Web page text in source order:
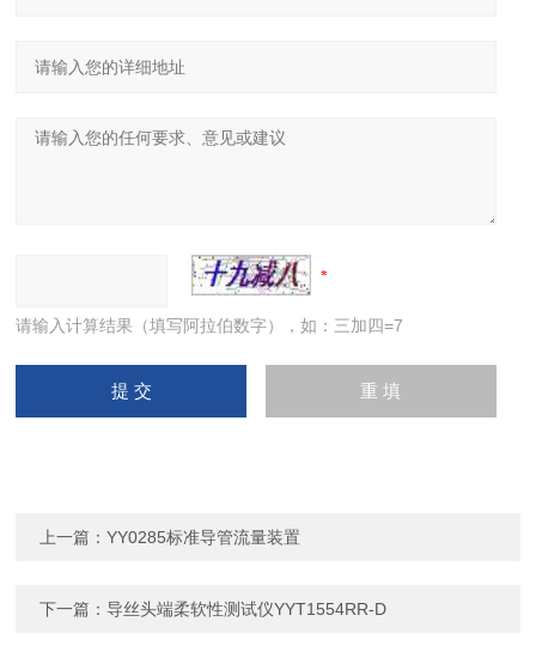
请输入计算结果（填写阿拉伯数字），如：三加四=7
上一篇：YY0285标准导管流量装置
下一篇：导丝头端柔软性测试仪YYT1554RR-D